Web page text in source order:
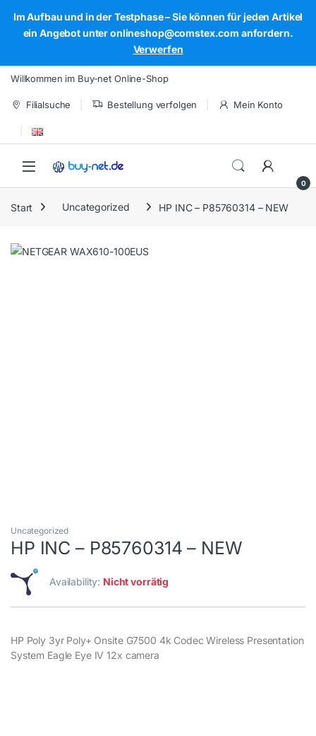
Im Aufbau und in der Testphase – Sie können für jeden Artikel
ein Angebot unter onlineshop@comstex.com anfordern.
Verwerfen
Skip to navigation
Skip to content
Willkommen im Buy-net Online-Shop
Filialsuche Bestellung verfolgen Mein Konto
Open
0
Start Uncategorized HP INC – P85760314 – NEW
Uncategorized
HP INC – P85760314 – NEW
Availability: Nicht vorrätig
HP Poly 3yr Poly+ Onsite G7500 4k Codec Wireless Presentation
System Eagle Eye IV 12x camera